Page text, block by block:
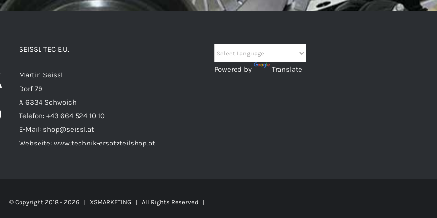
SEISSL TEC E.U.
Martin Seissl
Dorf 79
A 6334 Schwoich
Telefon: +43 664 524 10 10
E-Mail: shop@seissl.at
Webseite: www.technik-ersatzteilshop.at
Powered by Translate
© Copyright 2018 - 2026 | XSMARKETING | All Rights Reserved |